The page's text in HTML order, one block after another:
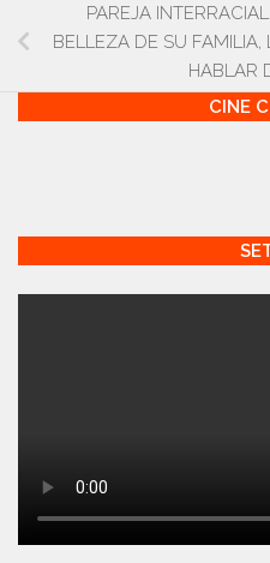
PAREJA
BELLEZA DE SU
HABLAR
CINE